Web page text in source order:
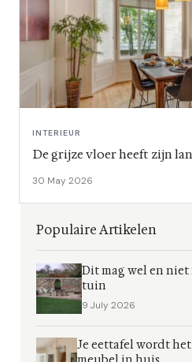
INTERIEUR
De grijze vloer heeft zijn
30 May 2026
Populaire Artikelen
Dit mag wel en
tuin
9 July 2026
Je eettafel wordt